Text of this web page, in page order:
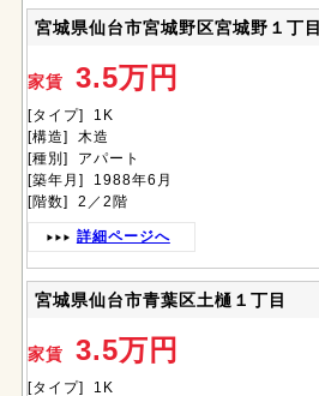
宮城県仙台市宮城野区宮城野１丁目
家賃 3.5万円
[タイプ] 1K
[構造] 木造
[種別] アパート
[築年月] 1988年6月
[階数] 2／2階
詳細ページへ
宮城県仙台市青葉区土樋１丁目
家賃 3.5万円
[タイプ] 1K